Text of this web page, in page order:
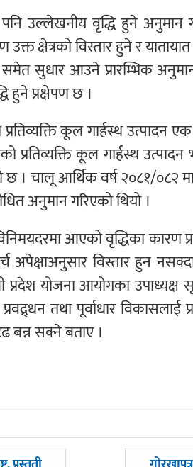
पनि उल्लेखनीय वृद्धि हुने
क्षेत्रको विस्तार हुने र
समेत सुधार आउने प्रारम्भिक
हुने प्रक्षेपण छ ।
कूल गार्हस्थ उत्पादन
प्रतिव्यक्ति कूल गार्हस्थ
। चालू आर्थिक वर्ष २०८१/०८२
अनुमान गरिएको थियो ।
आएको वृद्धिका कारण
अपेक्षाअनुसार विस्तार हुन
योजना आयोगका उपाध्यक्ष
तथा पूर्वाधार
बन्न सक्ने बताए ।